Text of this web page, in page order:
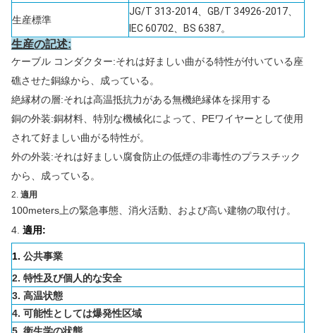
生産標準
JG/T 313-2014、GB/T 34926-2017、
IEC 60702、BS 6387。
生産の記述:
ケーブル コンダクター:それは好ましい曲がる特性が付いている座
礁させた銅線から、成っている。
絶縁材の層:それは高温抵抗力がある無機絶縁体を採用する
銅の外装:銅材料、特別な機械化によって、PEワイヤーとして使用
されて好ましい曲がる特性が。
外の外装:それは好ましい腐食防止の低煙の非毒性のプラスチック
から、成っている。
2. 適用
100meters上の緊急事態、消火活動、および高い建物の取付け。
4. 適用:
1. 公共事業
2. 特性及び個人的な安全
3. 高温状態
4. 可能性としては爆発性区域